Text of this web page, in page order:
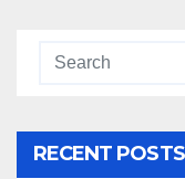
RECENT POSTS